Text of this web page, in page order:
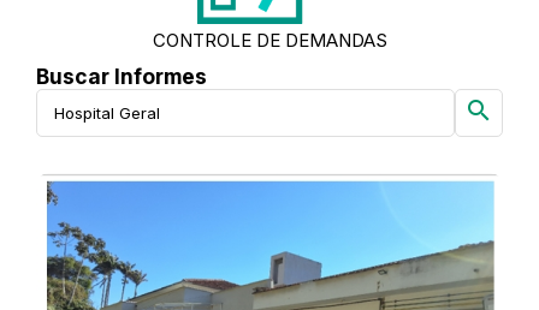
CONTROLE DE DEMANDAS
Buscar Informes
search